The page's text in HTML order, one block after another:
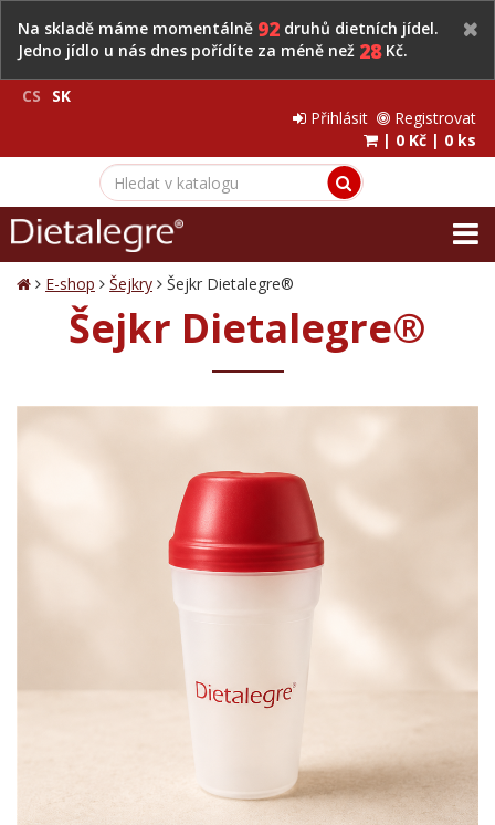
Na skladě máme momentálně 92 druhů dietních jídel.
Jedno jídlo u nás dnes pořídíte za méně než 28Kč.
CS
SK
Přihlásit
Registrovat
| 0 Kč | 0 ks
E-shop Šejkry Šejkr Dietalegre®
Šejkr Dietalegre®